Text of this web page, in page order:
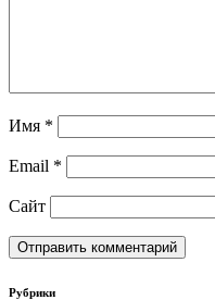
Имя *
Email *
Сайт
Рубрики